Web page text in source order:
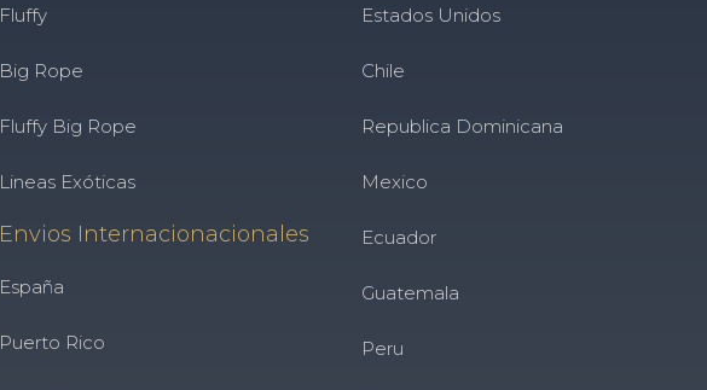
Fluffy
Big Rope
Fluffy Big Rope
Lineas Exóticas
Envios Internacionacionales
España
Puerto Rico
Estados Unidos
Chile
Republica Dominicana
Mexico
Ecuador
Guatemala
Peru